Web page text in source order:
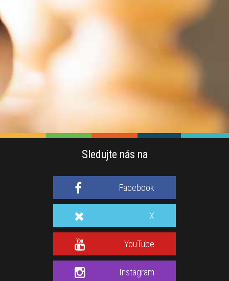
Sledujte nás na
Facebook
X
YouTube
Instagram